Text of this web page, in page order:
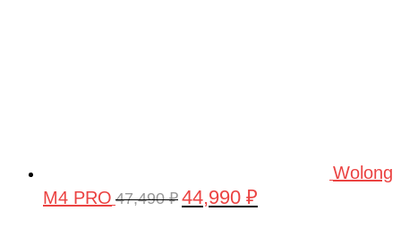
Wolong
M4 PRO 47,490₽ Первоначальная
44,990 ₽